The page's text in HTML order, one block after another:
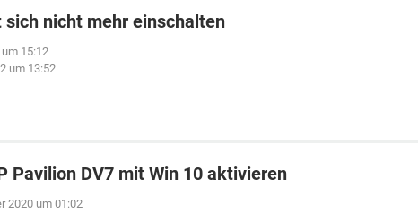
nicht mehr einschalten
15:12
um 13:52
Pavilion DV7 mit Win 10 aktivieren
2020 um 01:02